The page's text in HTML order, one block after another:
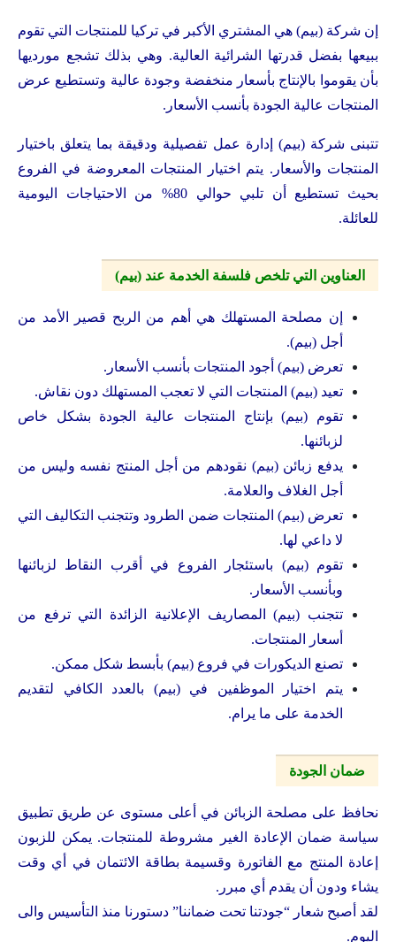
إن شركة (بيم) هي المشتري الأكبر في تركيا للمنتجات التي تقوم
ببيعها بفضل قدرتها الشرائية العالية. وهي بذلك تشجع مورديها
بأن يقوموا بالإنتاج بأسعار منخفضة وجودة عالية وتستطيع عرض
المنتجات عالية الجودة بأنسب الأسعار.
تتبنى شركة (بيم) إدارة عمل تفصيلية ودقيقة بما يتعلق باختيار
المنتجات والأسعار. يتم اختيار المنتجات المعروضة في الفروع
بحيث تستطيع أن تلبي حوالي 80% من الاحتياجات اليومية
للعائلة.
العناوين التي تلخص فلسفة الخدمة عند (بيم)
إن مصلحة المستهلك هي أهم من الربح قصير الأمد من
أجل (بيم).
تعرض (بيم) أجود المنتجات بأنسب الأسعار.
تعيد (بيم) المنتجات التي لا تعجب المستهلك دون نقاش.
تقوم (بيم) بإنتاج المنتجات عالية الجودة بشكل خاص
لزبائنها.
يدفع زبائن (بيم) نقودهم من أجل المنتج نفسه وليس من
أجل الغلاف والعلامة.
تعرض (بيم) المنتجات ضمن الطرود وتتجنب التكاليف التي
لا داعي لها.
تقوم (بيم) باستئجار الفروع في أقرب النقاط لزبائنها
وبأنسب الأسعار.
تتجنب (بيم) المصاريف الإعلانية الزائدة التي ترفع من
أسعار المنتجات.
تصنع الديكورات في فروع (بيم) بأبسط شكل ممكن.
يتم اختيار الموظفين في (بيم) بالعدد الكافي لتقديم
الخدمة على ما يرام.
ضمان الجودة
نحافظ على مصلحة الزبائن في أعلى مستوى عن طريق تطبيق
سياسة ضمان الإعادة الغير مشروطة للمنتجات. يمكن للزبون
إعادة المنتج مع الفاتورة وقسيمة بطاقة الائتمان في أي وقت
يشاء ودون أن يقدم أي مبرر.
لقد أصبح شعار “جودتنا تحت ضماننا” دستورنا منذ التأسيس والى
اليوم.